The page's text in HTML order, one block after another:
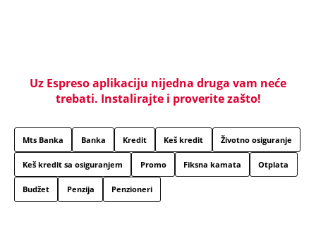
Uz Espreso aplikaciju nijedna druga vam neće
trebati. Instalirajte i proverite zašto!
Mts Banka Banka Kredit Keš kredit Životno osiguranje
Keš kredit sa osiguranjem Promo Fiksna kamata Otplata
Budžet Penzija Penzioneri